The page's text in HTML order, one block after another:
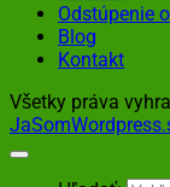
Odstúpenie
Blog
Kontakt
Všetky práva